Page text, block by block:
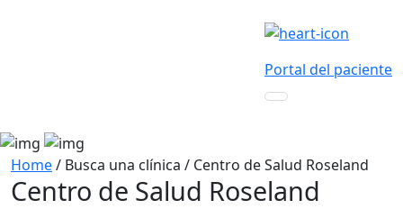
Portal del paciente
Home/ Busca una clínica / Centro de Salud Roseland
Centro de Salud Roseland